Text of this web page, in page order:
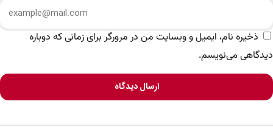
ذخیره نام، ایمیل و وبسایت من در مرورگر برای زمانی که دوباره
دیدگاهی می‌نویسم.
ارسال دیدگاه